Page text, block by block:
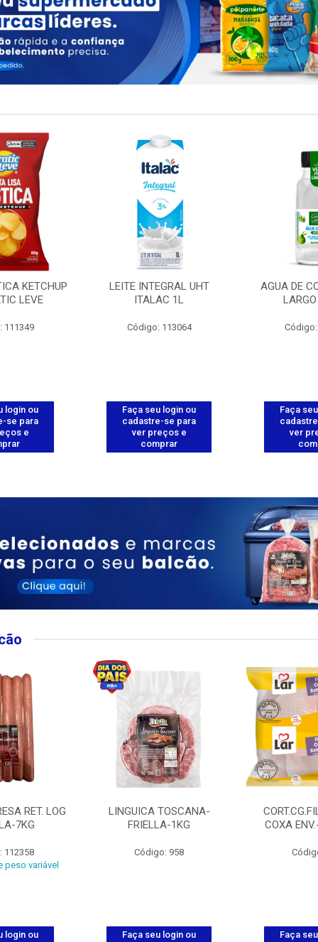
KETCHUP
LEVE
111349
login ou
se para
e
LEITE INTEGRAL UHT
ITALAC 1L
Código: 113064
Faça seu login ou
cadastre-se para
ver preços e
comprar
AGUA DE
Código:
Faça
ver
RET. LOG
7KG
112358
peso variável
login ou
LINGUICA TOSCANA-
FRIELLA-1KG
Código: 958
Faça seu login ou
COXA
Faça